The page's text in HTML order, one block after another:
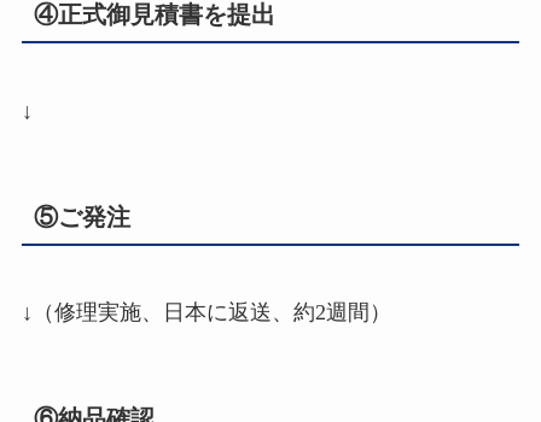
④正式御見積書を提出
↓
⑤ご発注
↓（修理実施、日本に返送、約2週間）